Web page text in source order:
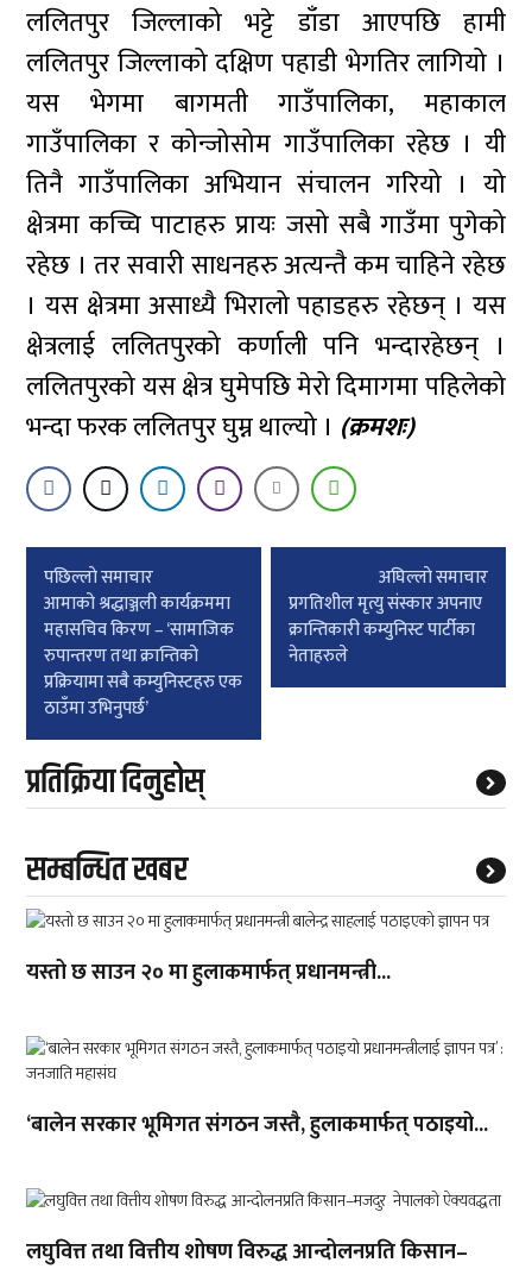
ललितपुर जिल्लाको भट्टे डाँडा आएपछि हामी
ललितपुर जिल्लाको दक्षिण पहाडी भेगतिर लागियो ।
यस भेगमा बागमती गाउँपालिका, महाकाल
गाउँपालिका र कोन्जोसोम गाउँपालिका रहेछ । यी
तिनै गाउँपालिका अभियान संचालन गरियो । यो
क्षेत्रमा कच्चि पाटाहरु प्रायः जसो सबै गाउँमा पुगेको
रहेछ । तर सवारी साधनहरु अत्यन्तै कम चाहिने रहेछ
। यस क्षेत्रमा असाध्यै भिरालो पहाडहरु रहेछन् । यस
क्षेत्रलाई ललितपुरको कर्णाली पनि भन्दारहेछन् ।
ललितपुरको यस क्षेत्र घुमेपछि मेरो दिमागमा पहिलेको
भन्दा फरक ललितपुर घुम्न थाल्यो । (क्रमशः)
Post
navigation
पछिल्लाे समाचार
आमाको श्रद्धाञ्जली कार्यक्रममा
महासचिव किरण – ‘सामाजिक
रुपान्तरण तथा क्रान्तिको
प्रक्रियामा सबै कम्युनिस्टहरु एक
ठाउँमा उभिनुपर्छ’
अघिल्लाे समाचार
प्रगतिशील मृत्यु संस्कार अपनाए
क्रान्तिकारी कम्युनिस्ट पार्टीका
नेताहरुले
प्रतिक्रिया दिनुहोस्
सम्बन्धित खबर
यस्तो छ साउन २० मा हुलाकमार्फत् प्रधानमन्त्री...
‘बालेन सरकार भूमिगत संगठन जस्तै, हुलाकमार्फत् पठाइयो...
लघुवित्त तथा वित्तीय शोषण विरुद्ध आन्दोलनप्रति किसान–